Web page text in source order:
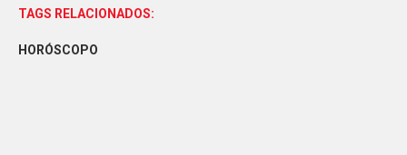
TAGS RELACIONADOS:
HORÓSCOPO